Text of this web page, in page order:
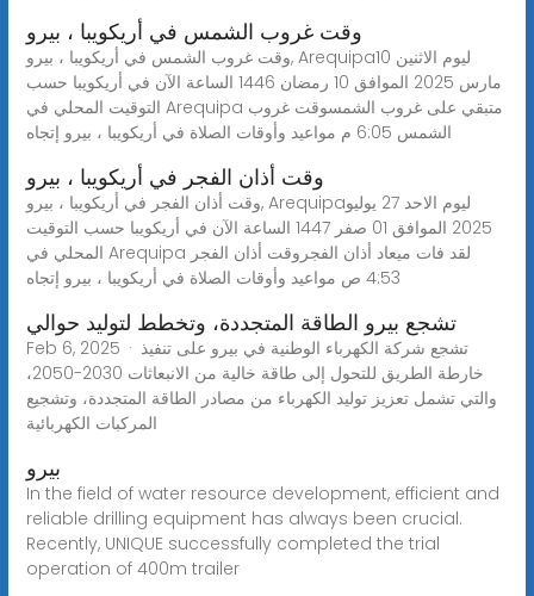
وقت غروب الشمس في أريكويبا ، بيرو
وقت غروب الشمس في أريكويبا ، بيرو, Arequipaليوم الاثنين 10
مارس 2025 الموافق 10 رمضان 1446 الساعة الآن في أريكويبا حسب
التوقيت المحلي في Arequipa متبقي على غروب الشمسوقت غروب
الشمس 6:05 م مواعيد وأوقات الصلاة في أريكويبا ، بيرو إتجاه
وقت أذان الفجر في أريكويبا ، بيرو
وقت أذان الفجر في أريكويبا ، بيرو, Arequipaليوم الاحد 27 يوليو
2025 الموافق 01 صفر 1447 الساعة الآن في أريكويبا حسب التوقيت
المحلي في Arequipa لقد فات ميعاد أذان الفجروقت أذان الفجر
4:53 ص مواعيد وأوقات الصلاة في أريكويبا ، بيرو إتجاه
تشجع بيرو الطاقة المتجددة، وتخطط لتوليد حوالي
Feb 6, 2025 · تشجع شركة الكهرباء الوطنية في بيرو على تنفيذ
خارطة الطريق للتحول إلى طاقة خالية من الانبعاثات 2030-2050،
والتي تشمل تعزيز توليد الكهرباء من مصادر الطاقة المتجددة، وتشجيع
المركبات الكهربائية
بيرو
In the field of water resource development, efficient and
reliable drilling equipment has always been crucial.
Recently, UNIQUE successfully completed the trial
operation of 400m trailer